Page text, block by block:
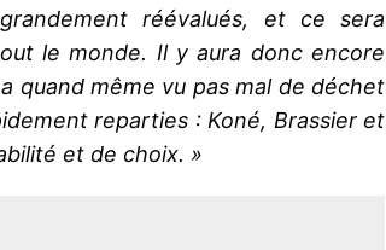
réévalués, et ce sera
le monde. Il y aura donc encore
quand même vu pas mal de déchet
reparties : Koné, Brassier et
et de choix. »